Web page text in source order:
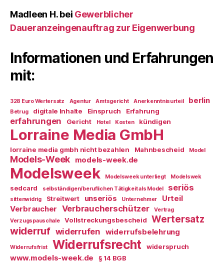
Madleen H.bei Gewerblicher
Daueranzeingenauftrag zur Eigenwerbung
Informationen und Erfahrungen
mit:
328 Euro Wertersatz Agentur Amtsgericht Anerkenntnisurteil berlin
Betrug digitale Inhalte Einspruch Erfahrung
erfahrungen Gericht Hotel Kosten kündigen
Lorraine Media GmbH
lorraine media gmbh nicht bezahlen Mahnbescheid Model
Models-Week models-week.de
Modelsweek Modelsweek unterliegt Modelswek
sedcard selbständigen/beruflichen Tätigkeit als Model seriös
sittenwidrig Streitwert unseriös Unternehmer
Urteil
Verbraucher Verbraucherschützer
Vertrag
Verzugspauschale
Vollstreckungsbescheid Wertersatz
widerruf widerrufen widerrufsbelehrung
Widerrufsfrist Widerrufsrecht widerspruch
www.models-week.de § 14 BGB